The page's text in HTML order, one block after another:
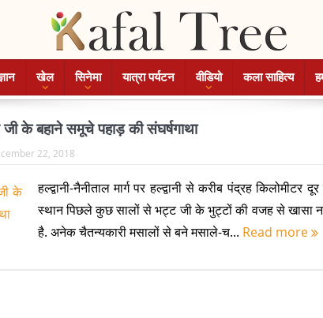
खेल सिनेमा यात्रा पर्यटन वीडियो कला साहित्य
के बहाने समूचे पहाड़ की संघर्षगाथा
22, 2018
हल्द्वानी-नैनीताल मार्ग पर हल्द्वानी से करीब पंद्रह किलोमीटर
स्थान पिछले कुछ सालों से भट्ट जी के भुट्टों की वजह से खासा
है. अनेक चैतन्यकारी मसालों से बने मसाले-च... Read more